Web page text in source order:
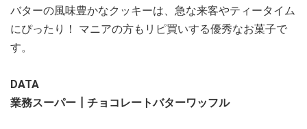
バターの風味豊かなクッキーは、急な来客やティータイム
にぴったり！ マニアの方もリピ買いする優秀なお菓子で
す。
DATA
業務スーパー┃チョコレートバターワッフル